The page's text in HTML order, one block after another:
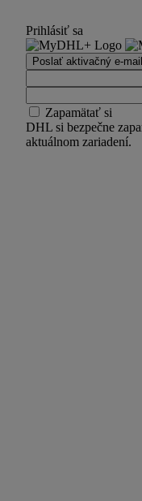
Prihlásiť sa
Poslať aktivačný e-mail
Zapamätať si
DHL si bezpečne
aktuálnom zariadení.